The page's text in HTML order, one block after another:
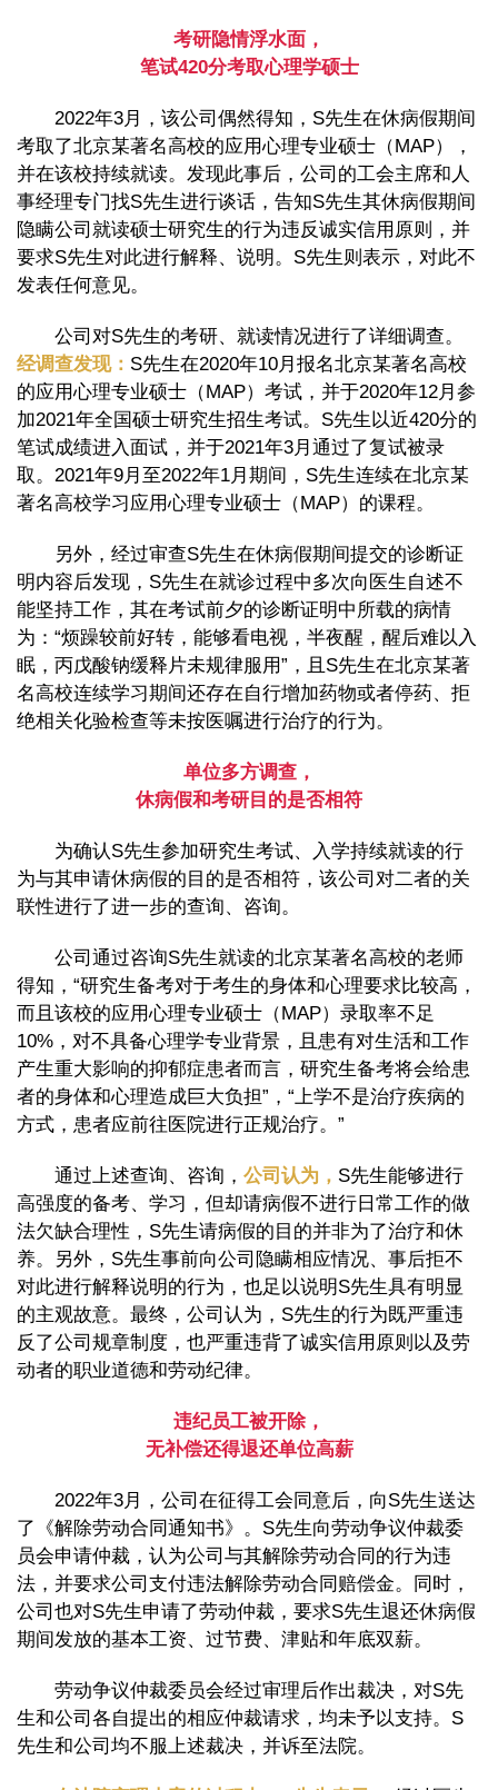
考研隐情浮水面，
笔试420分考取心理学硕士
2022年3月，该公司偶然得知，S先生在休病假期间
考取了北京某著名高校的应用心理专业硕士（MAP），
并在该校持续就读。发现此事后，公司的工会主席和人
事经理专门找S先生进行谈话，告知S先生其休病假期间
隐瞒公司就读硕士研究生的行为违反诚实信用原则，并
要求S先生对此进行解释、说明。S先生则表示，对此不
发表任何意见。
公司对S先生的考研、就读情况进行了详细调查。
经调查发现： S先生在2020年10月报名北京某著名高校
的应用心理专业硕士（MAP）考试，并于2020年12月参
加2021年全国硕士研究生招生考试。S先生以近420分的
笔试成绩进入面试，并于2021年3月通过了复试被录
取。2021年9月至2022年1月期间，S先生连续在北京某
著名高校学习应用心理专业硕士（MAP）的课程。
另外，经过审查S先生在休病假期间提交的诊断证
明内容后发现，S先生在就诊过程中多次向医生自述不
能坚持工作，其在考试前夕的诊断证明中所载的病情
为：“烦躁较前好转，能够看电视，半夜醒，醒后难以入
眠，丙戊酸钠缓释片未规律服用”，且S先生在北京某著
名高校连续学习期间还存在自行增加药物或者停药、拒
绝相关化验检查等未按医嘱进行治疗的行为。
单位多方调查，
休病假和考研目的是否相符
为确认S先生参加研究生考试、入学持续就读的行
为与其申请休病假的目的是否相符，该公司对二者的关
联性进行了进一步的查询、咨询。
公司通过咨询S先生就读的北京某著名高校的老师
得知，“研究生备考对于考生的身体和心理要求比较高，
而且该校的应用心理专业硕士（MAP）录取率不足
10%，对不具备心理学专业背景，且患有对生活和工作
产生重大影响的抑郁症患者而言，研究生备考将会给患
者的身体和心理造成巨大负担”，“上学不是治疗疾病的
方式，患者应前往医院进行正规治疗。”
通过上述查询、咨询， 公司认为， S先生能够进行
高强度的备考、学习，但却请病假不进行日常工作的做
法欠缺合理性，S先生请病假的目的并非为了治疗和休
养。另外，S先生事前向公司隐瞒相应情况、事后拒不
对此进行解释说明的行为，也足以说明S先生具有明显
的主观故意。最终，公司认为，S先生的行为既严重违
反了公司规章制度，也严重违背了诚实信用原则以及劳
动者的职业道德和劳动纪律。
违纪员工被开除，
无补偿还得退还单位高薪
2022年3月，公司在征得工会同意后，向S先生送达
了《解除劳动合同通知书》。S先生向劳动争议仲裁委
员会申请仲裁，认为公司与其解除劳动合同的行为违
法，并要求公司支付违法解除劳动合同赔偿金。同时，
公司也对S先生申请了劳动仲裁，要求S先生退还休病假
期间发放的基本工资、过节费、津贴和年底双薪。
劳动争议仲裁委员会经过审理后作出裁决，对S先
生和公司各自提出的相应仲裁请求，均未予以支持。S
先生和公司均不服上述裁决，并诉至法院。